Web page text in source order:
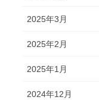
2025年3月
2025年2月
2025年1月
2024年12月